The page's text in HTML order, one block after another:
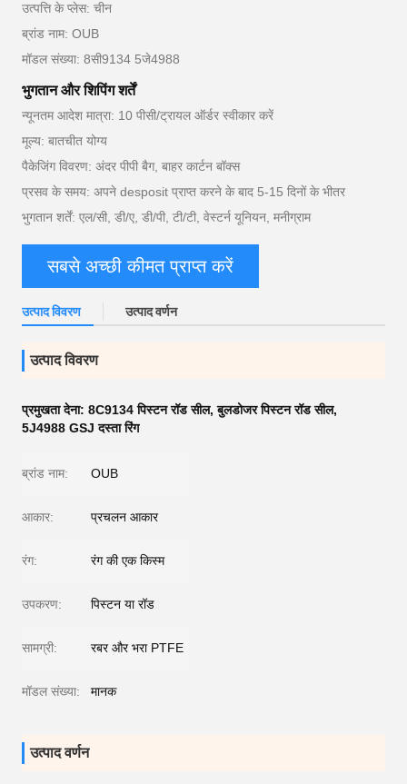
उत्पत्ति के प्लेस: चीन
ब्रांड नाम: OUB
मॉडल संख्या: 8सी9134 5जे4988
भुगतान और शिपिंग शर्तें
न्यूनतम आदेश मात्रा: 10 पीसी/ट्रायल ऑर्डर स्वीकार करें
मूल्य: बातचीत योग्य
पैकेजिंग विवरण: अंदर पीपी बैग, बाहर कार्टन बॉक्स
प्रसव के समय: अपने desposit प्राप्त करने के बाद 5-15 दिनों के भीतर
भुगतान शर्तें: एल/सी, डी/ए, डी/पी, टी/टी, वेस्टर्न यूनियन, मनीग्राम
सबसे अच्छी कीमत प्राप्त करें
उत्पाद विवरण उत्पाद वर्णन
उत्पाद विवरण
प्रमुखता देना: 8C9134 पिस्टन रॉड सील,बुलडोजर पिस्टन रॉड सील,
5J4988 GSJ दस्ता रिंग
ब्रांड नाम: OUB
आकार: प्रचलन आकार
रंग: रंग की एक किस्म
उपकरण: पिस्टन या रॉड
सामग्री: रबर और भरा PTFE
मॉडल संख्या: मानक
उत्पाद वर्णन